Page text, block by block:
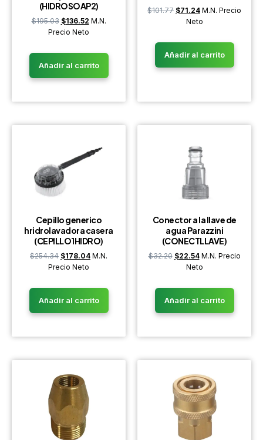
(HIDROSOAP2)
$195.03 $136.52 M.N.
Precio Neto
Añadir al carrito
$101.77 $71.24 M.N. Precio
Neto
Añadir al carrito
Cepillo generico
hridrolavadora casera
(CEPILLO1HIDRO)
$254.34 $178.04 M.N.
Precio Neto
Añadir al carrito
Conector a la llave de
agua Parazzini
(CONECTLLAVE)
$32.20 $22.54 M.N. Precio
Neto
Añadir al carrito